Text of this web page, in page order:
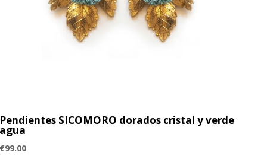
Pendientes SICOMORO dorados cristal y verde
agua
€99.00